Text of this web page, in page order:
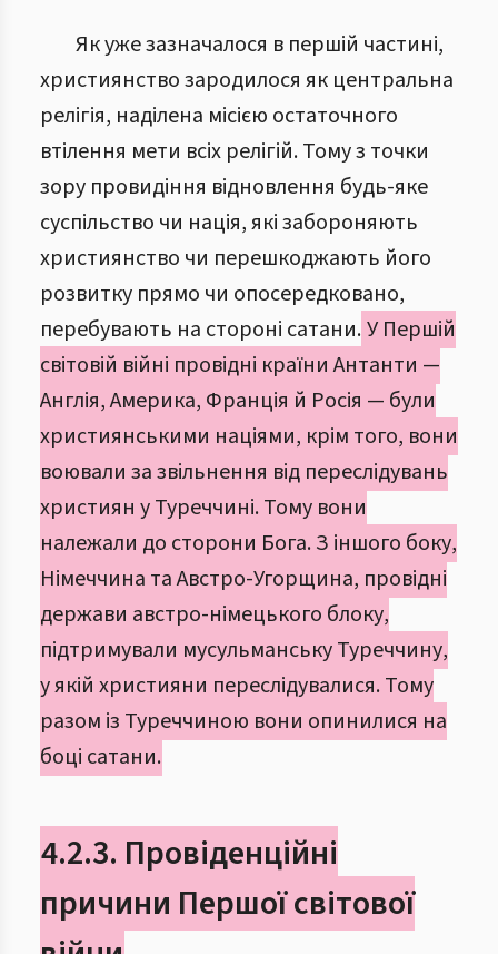
Як уже зазначалося в першій частині,
християнство зародилося як центральна
релігія, наділена місією остаточного
втілення мети всіх релігій. Тому з точки
зору провидіння відновлення будь-яке
суспільство чи нація, які забороняють
християнство чи перешкоджають його
розвитку прямо чи опосередковано,
перебувають на стороні сатани.У Першій
світовій війні провідні країни Антанти —
Англія, Америка, Франція й Росія — були
християнськими націями, крім того, вони
воювали за звільнення від переслідувань
християн у Туреччині. Тому вони
належали до сторони Бога. З іншого боку,
Німеччина та Австро-Угорщина, провідні
держави австро-німецького блоку,
підтримували мусульманську Туреччину,
у якій християни переслідувалися. Тому
разом із Туреччиною вони опинилися на
боці сатани.
4.2.3. Провіденційні
причини Першої світової